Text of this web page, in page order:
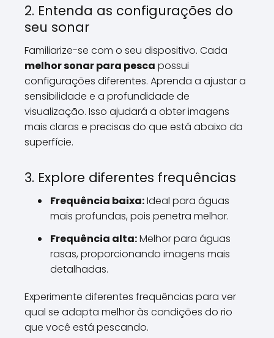
2. Entenda as configurações do
seu sonar
Familiarize-se com o seu dispositivo. Cada
melhor sonar para pesca possui
configurações diferentes. Aprenda a ajustar a
sensibilidade e a profundidade de
visualização. Isso ajudará a obter imagens
mais claras e precisas do que está abaixo da
superfície.
3. Explore diferentes frequências
Frequência baixa:Ideal para águas
mais profundas, pois penetra melhor.
Frequência alta:Melhor para águas
rasas, proporcionando imagens mais
detalhadas.
Experimente diferentes frequências para ver
qual se adapta melhor às condições do rio
que você está pescando.